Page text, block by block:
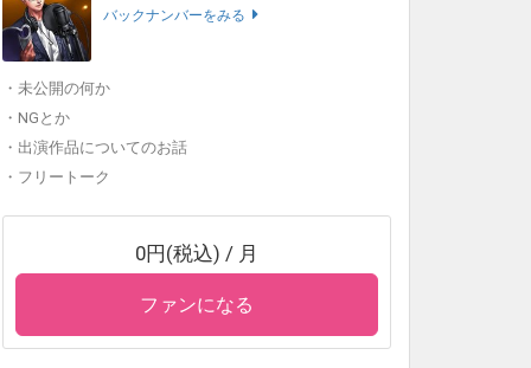
バックナンバーをみる
・未公開の何か
・NGとか
・出演作品についてのお話
・フリートーク
0円(税込) / 月
ファンになる